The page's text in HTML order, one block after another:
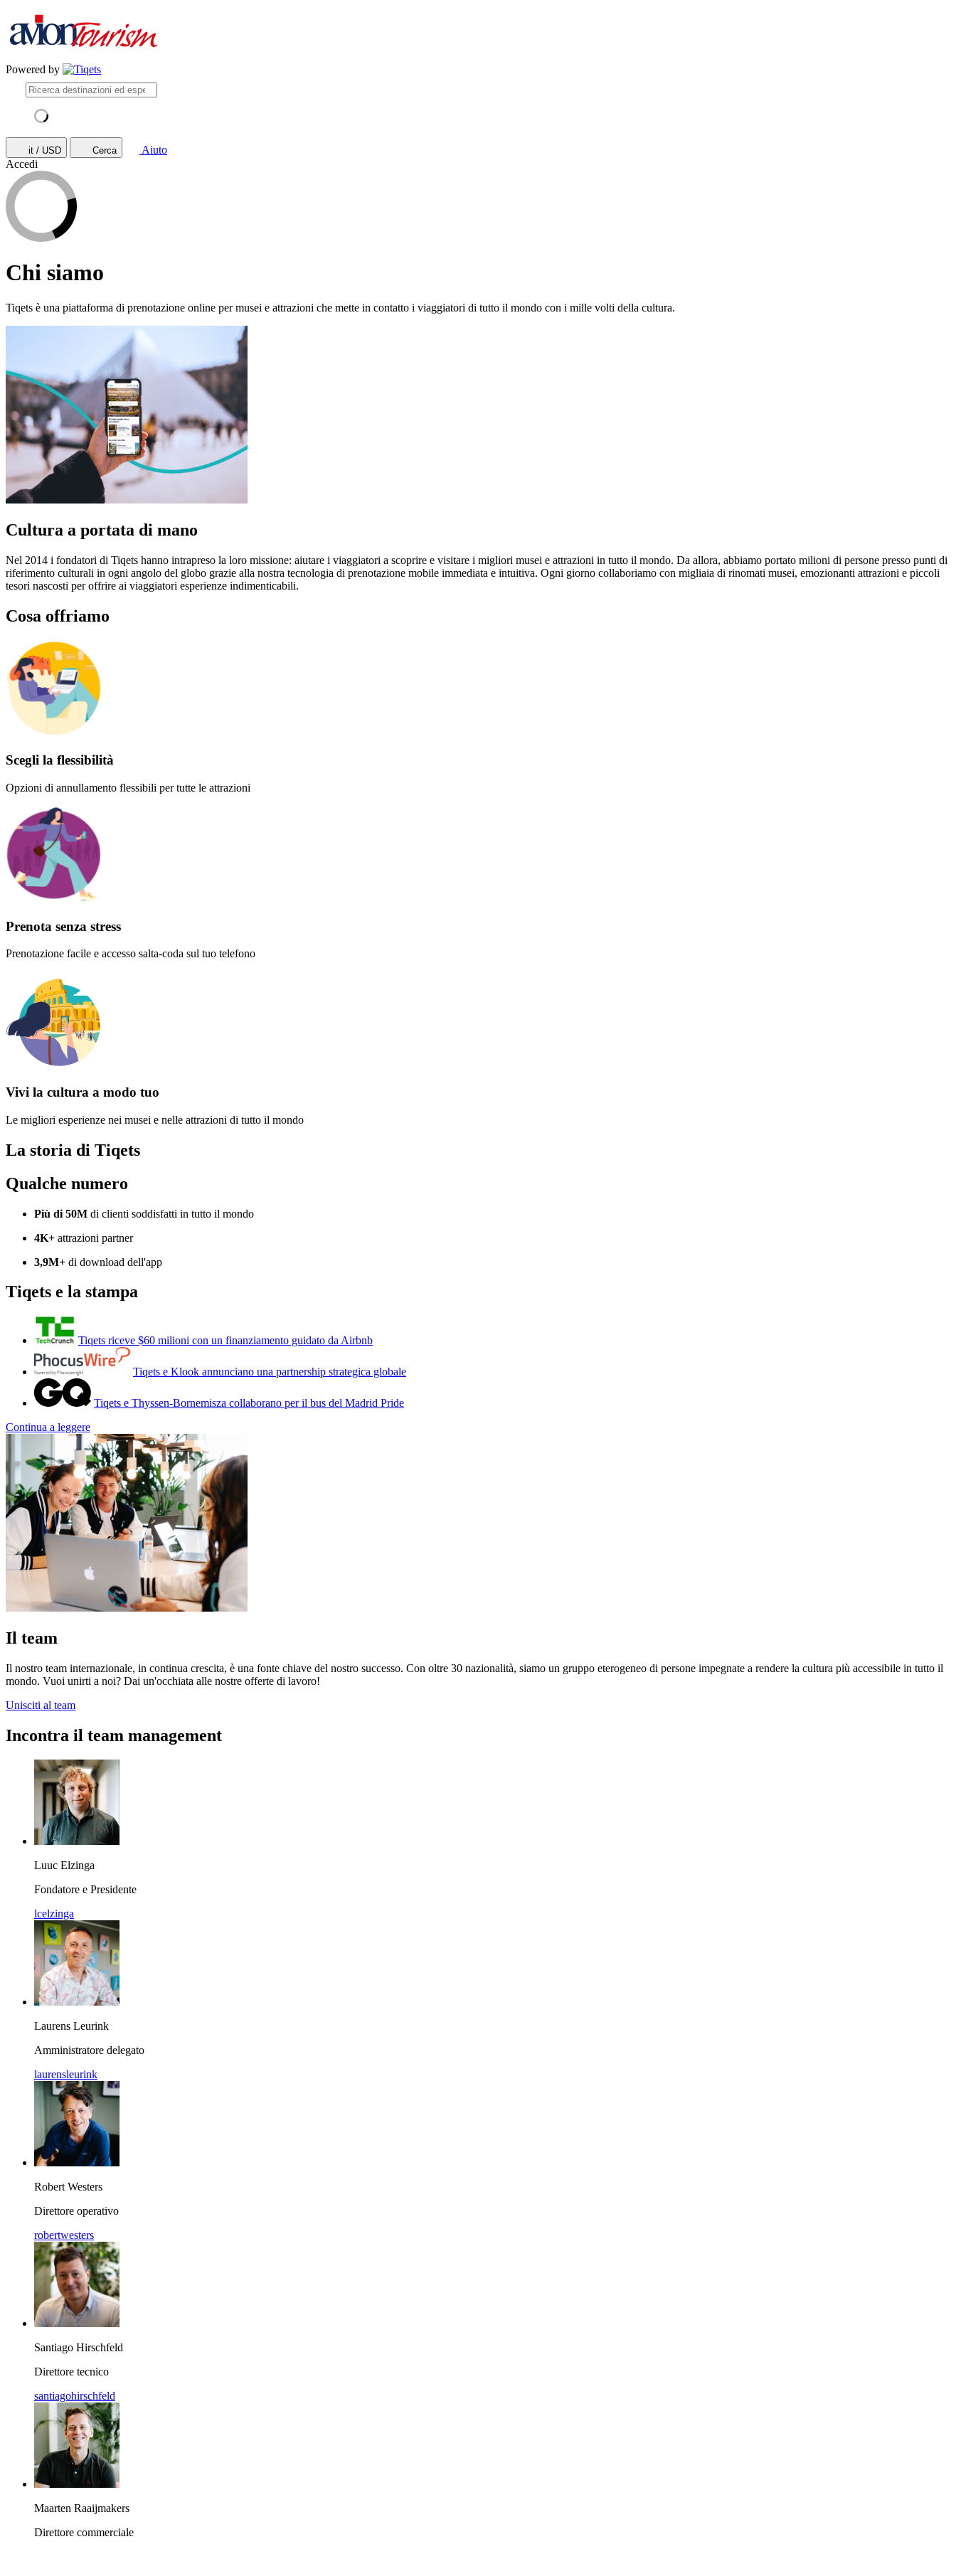
Powered by
it / USD Cerca
Aiuto
Accedi
Chi siamo
Tiqets è una piattaforma di prenotazione online per musei e attrazioni che mette in contatto i viaggiatori di tutto il mondo con i mille volti della cultura.
Cultura a portata di mano
Nel 2014 i fondatori di Tiqets hanno intrapreso la loro missione: aiutare i viaggiatori a scoprire e visitare i migliori musei e attrazioni in tutto il mondo. Da allora, abbiamo portato milioni di persone presso punti di
riferimento culturali in ogni angolo del globo grazie alla nostra tecnologia di prenotazione mobile immediata e intuitiva. Ogni giorno collaboriamo con migliaia di rinomati musei, emozionanti attrazioni e piccoli
tesori nascosti per offrire ai viaggiatori esperienze indimenticabili.
Cosa offriamo
Scegli la flessibilità
Opzioni di annullamento flessibili per tutte le attrazioni
Prenota senza stress
Prenotazione facile e accesso salta-coda sul tuo telefono
Vivi la cultura a modo tuo
Le migliori esperienze nei musei e nelle attrazioni di tutto il mondo
La storia di Tiqets
Qualche numero
Più di 50M di clienti soddisfatti in tutto il mondo
4K+ attrazioni partner
3,9M+ di download dell'app
Tiqets e la stampa
Tiqets riceve $60 milioni con un finanziamento guidato da Airbnb
Tiqets e Klook annunciano una partnership strategica globale
Tiqets e Thyssen-Bornemisza collaborano per il bus del Madrid Pride
Continua a leggere
Il team
Il nostro team internazionale, in continua crescita, è una fonte chiave del nostro successo. Con oltre 30 nazionalità, siamo un gruppo eterogeneo di persone impegnate a rendere la cultura più accessibile in tutto il
mondo. Vuoi unirti a noi? Dai un'occhiata alle nostre offerte di lavoro!
Unisciti al team
Incontra il team management
Luuc Elzinga
Fondatore e Presidente
lcelzinga
Laurens Leurink
Amministratore delegato
laurensleurink
Robert Westers
Direttore operativo
robertwesters
Santiago Hirschfeld
Direttore tecnico
santiagohirschfeld
Maarten Raaijmakers
Direttore commerciale